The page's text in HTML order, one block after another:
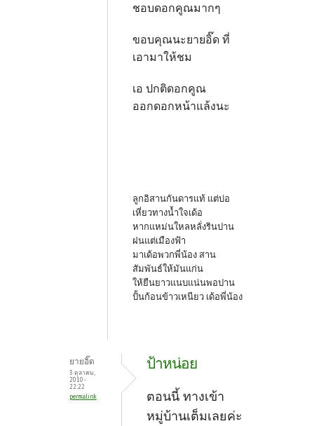
ชอบดอกคูณมากๆ
ขอบคุณนะยายอิ๊ด ที่
เอามาให้ชม
เอ ปกติดอกคูณ
ออกดอกหน้าแล้งนะ
ลูกอิสานกันดารแท้ แต่บ่อ
เหี่ยวทางน้ำใจเด้อ
หากแหม่นใหลหลั่งรินปาน
ฝนแต่เมืองฟ้า
มาเด้อพวกพี่น้อง สาน
สัมพันธ์ให้มันแก่น
ให้ยืนยาวแนบแน่นพอปาน
ปั้นก้อนข้าวเหนียว เด้อพี่น้อง
ยายอิ๊ด
3 ตุลาคม,
2010 -
22:22
permalink
ป้าหน่อย
ตอนนี้ ทางเข้า
หมู่บ้านเต็มเลยค่ะ